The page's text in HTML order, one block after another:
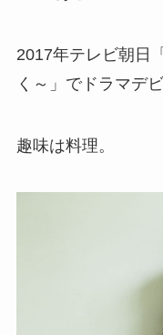
2017年テレビ朝日
く～」でドラマデビ
趣味は料理。